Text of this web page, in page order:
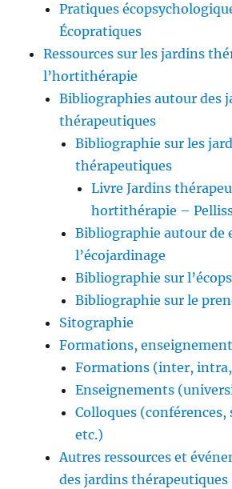
Pratiques
Écopratiques
Ressources sur les jardins
l’hortithérapie
Bibliographies autour des
thérapeutiques
Bibliographie sur les
thérapeutiques
Livre Jardins
hortithérapie –
Bibliographie autour de
l’écojardinage
Bibliographie sur
Bibliographie sur le
Sitographie
Formations,
Formations (inter,
Enseignements
Colloques (conférences,
etc.)
Autres ressources et
des jardins thérapeutiques